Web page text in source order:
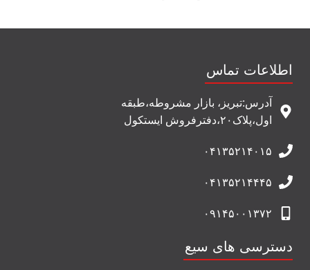
اطلاعات تماس
آدرس:تبریز، بازار مشروطه،طبقه
اول،پلاک۲۰،دفترفروش ایستکول
۰۴۱۳۵۲۱۴۰۱۵
۰۴۱۳۵۲۱۴۴۴۵
۰۹۱۴۵۰۰۱۳۷۲
دسترسی های سیع